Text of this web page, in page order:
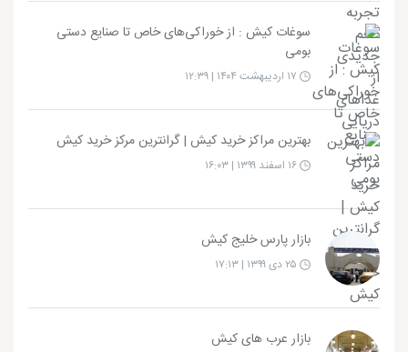
سوغات کیش : از خوراکی‌های خاص تا صنایع دستی
بومی
بهترین مراکز خرید کیش | گرانترین مرکز خرید کیش
بازار پارس خلیج کیش
بازار عرب های کیش